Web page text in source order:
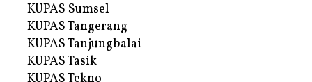
KUPAS Sumsel
KUPAS Tangerang
KUPAS Tanjungbalai
KUPAS Tasik